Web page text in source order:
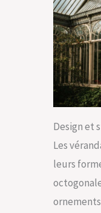
Design et
Les
leurs